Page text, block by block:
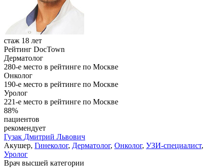
стаж 18 лет
Рейтинг DocTown
Дерматолог
280-е место в рейтинге по Москве
Онколог
190-е место в рейтинге по Москве
Уролог
221-е место в рейтинге по Москве
88%
пациентов
рекомендует
Гузак Дмитрий Львович
Акушер, Гинеколог, Дерматолог, Онколог, УЗИ-специалист,
Уролог
Врач высшей категории